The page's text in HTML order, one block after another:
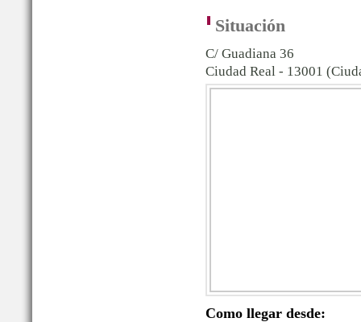
Situación
C/ Guadiana 36
Ciudad Real - 13001
Como llegar desde: